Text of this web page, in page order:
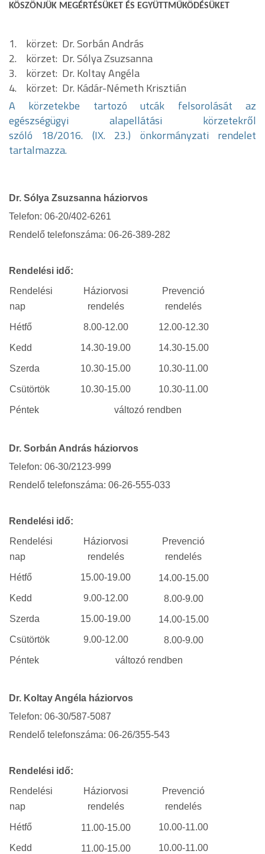
KÖSZÖNJÜK MEGÉRTÉSÜKET ÉS EGYÜTTMŰKÖDÉSÜKET
1. körzet: Dr. Sorbán András
2. körzet: Dr. Sólya Zsuzsanna
3. körzet: Dr. Koltay Angéla
4. körzet: Dr. Kádár-Németh Krisztián
A körzetekbe tartozó utcák felsorolását az
egészségügyi alapellátási körzetekről
szóló 18/2016. (IX. 23.) önkormányzati rendelet
tartalmazza.
Dr. Sólya Zsuzsanna háziorvos
Telefon: 06-20/402-6261
Rendelő telefonszáma: 06-26-389-282
Rendelési idő:
Rendelési
nap
Háziorvosi
rendelés
Prevenció
rendelés
Hétfő 8.00-12.00 12.00-12.30
Kedd 14.30-19.00 14.30-15.00
Szerda 10.30-15.00 10.30-11.00
Csütörtök 10.30-15.00 10.30-11.00
Péntek változó rendben
Dr. Sorbán András háziorvos
Telefon: 06-30/2123-999
Rendelő telefonszáma: 06-26-555-033
Rendelési idő:
Rendelési
nap
Háziorvosi
rendelés
Prevenció
rendelés
Hétfő 15.00-19.00
14.00-15.00
Kedd
9.00-12.00
8.00-9.00
Szerda
15.00-19.00
14.00-15.00
Csütörtök
9.00-12.00
8.00-9.00
Péntek
változó rendben
Dr. Koltay Angéla háziorvos
Telefon: 06-30/587-5087
Rendelő telefonszáma: 06-26/355-543
Rendelési idő:
Rendelési
nap
Háziorvosi
rendelés
Prevenció
rendelés
Hétfő 11.00-15.00 10.00-11.00
Kedd 11.00-15.00 10.00-11.00